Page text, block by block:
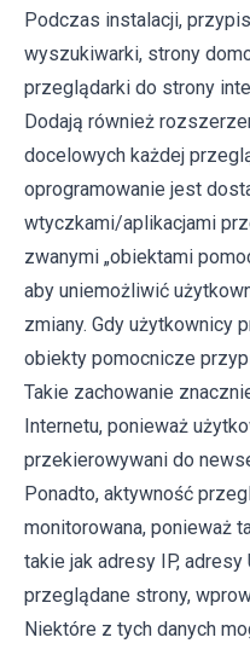
Podczas instalacji,
wyszukiwarki, strony
przeglądarki do strony
Dodają również
docelowych każdej
oprogramowanie jest
wtyczkami/aplikacjami
zwanymi „obiektami
aby uniemożliwić
zmiany. Gdy użytkownicy
obiekty pomocnicze
Takie zachowanie
Internetu, ponieważ
przekierowywani do
Ponadto, aktywność
monitorowana, ponieważ
takie jak adresy IP,
przeglądane strony,
Niektóre z tych danych